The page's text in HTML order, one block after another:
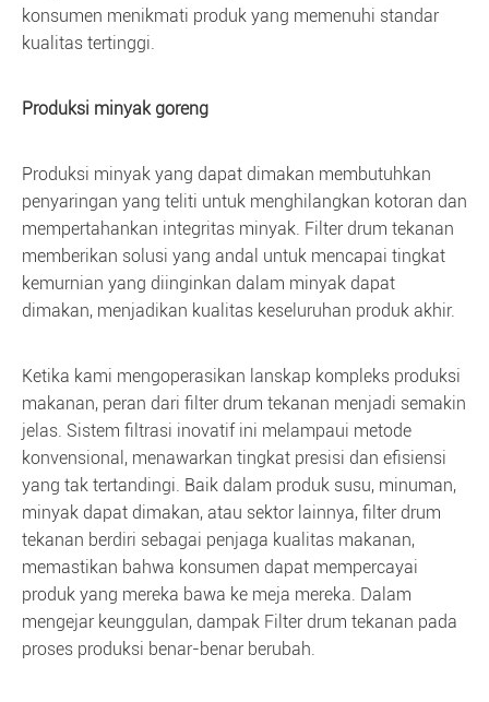
konsumen menikmati produk yang memenuhi standar
kualitas tertinggi.
Produksi minyak goreng
Produksi minyak yang dapat dimakan membutuhkan
penyaringan yang teliti untuk menghilangkan kotoran dan
mempertahankan integritas minyak. Filter drum tekanan
memberikan solusi yang andal untuk mencapai tingkat
kemurnian yang diinginkan dalam minyak dapat
dimakan, menjadikan kualitas keseluruhan produk akhir.
Ketika kami mengoperasikan lanskap kompleks produksi
makanan, peran dari filter drum tekanan menjadi semakin
jelas. Sistem filtrasi inovatif ini melampaui metode
konvensional, menawarkan tingkat presisi dan efisiensi
yang tak tertandingi. Baik dalam produk susu, minuman,
minyak dapat dimakan, atau sektor lainnya, filter drum
tekanan berdiri sebagai penjaga kualitas makanan,
memastikan bahwa konsumen dapat mempercayai
produk yang mereka bawa ke meja mereka. Dalam
mengejar keunggulan, dampak Filter drum tekanan pada
proses produksi benar-benar berubah.